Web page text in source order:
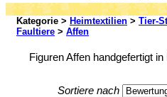
Kategorie > Heimtextilien > Tier-
Faultiere > Affen
Figuren Affen handgefertigt
Sortiere nach